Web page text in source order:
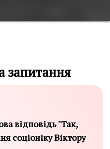
запитання
відповідь "Так,
соціоніку Віктору